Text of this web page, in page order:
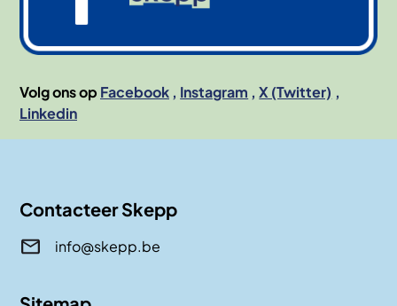
Volg ons op Facebook Instagram
X (Twitter)
Linkedin
Contacteer Skepp
info@skepp.be